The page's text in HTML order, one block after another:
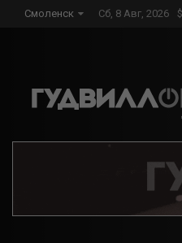
Смоленск Сб, 8 Авг, 2026